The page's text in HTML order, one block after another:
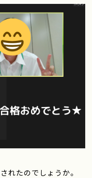
れたのでしょうか。